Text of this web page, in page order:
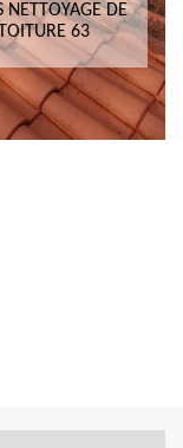
NETTOYAGE DE
63